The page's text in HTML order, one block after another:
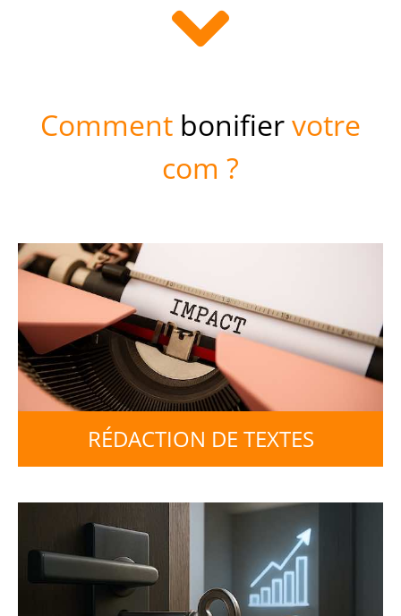
Comment bonifiervotre
com ?
RÉDACTION DE TEXTES